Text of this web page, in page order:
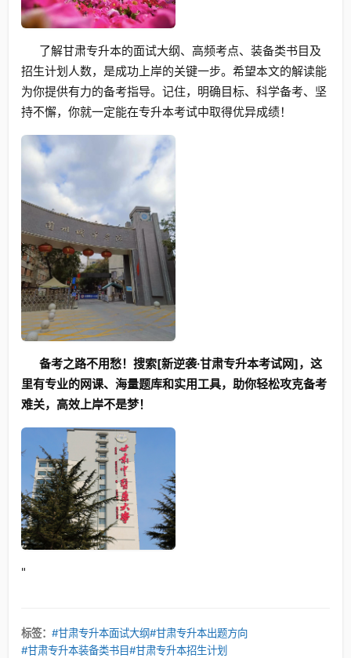
了解甘肃专升本的面试大纲、高频考点、装备类书目及
招生计划人数，是成功上岸的关键一步。希望本文的解读能
为你提供有力的备考指导。记住，明确目标、科学备考、坚
持不懈，你就一定能在专升本考试中取得优异成绩！
备考之路不用愁！搜索[新逆袭·甘肃专升本考试网]，这
里有专业的网课、海量题库和实用工具，助你轻松攻克备考
难关，高效上岸不是梦！
"
标签： #甘肃专升本面试大纲#甘肃专升本出题方向
#甘肃专升本装备类书目#甘肃专升本招生计划